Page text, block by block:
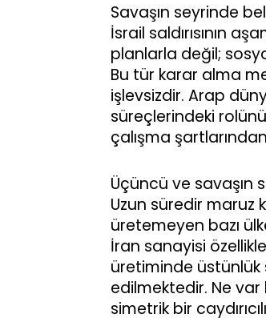
Savaşın seyrinde
İsrail saldırısının
planlarla değil;
Bu tür karar alma
işlevsizdir. Arap
süreçlerindeki
çalışma
Üçüncü ve savaşın
Uzun süredir
üretemeyen bazı
İran sanayisi
üretiminde üstünlük
edilmektedir. Ne var
simetrik bir